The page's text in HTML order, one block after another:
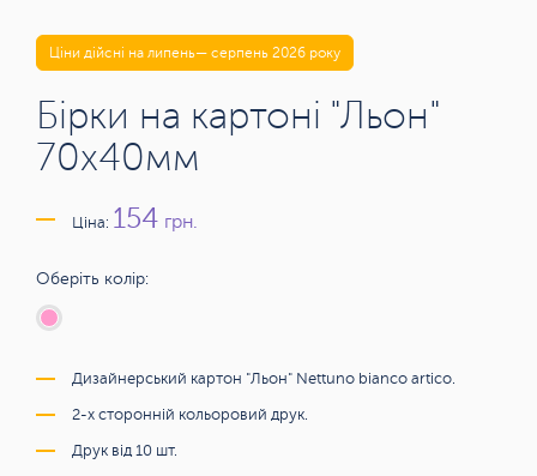
Ціни дійсні на липень— серпень 2026 року
Бірки на картоні "Льон"
70x40мм
Ціна: 154 грн.
Оберіть колір:
Дизайнерський картон "Льон" Nettuno bianco artico.
2-х сторонній кольоровий друк.
Друк від 10 шт.